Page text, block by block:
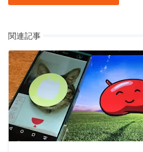
関連記事